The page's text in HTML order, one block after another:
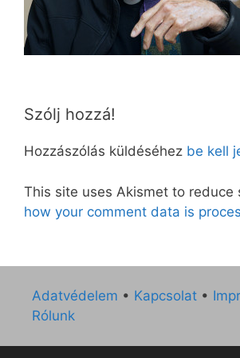
Szólj hozzá!
Hozzászólás küldéséhez be kell
This site uses Akismet to reduce
how your comment data is
Adatvédelem • Kapcsolat •
Rólunk